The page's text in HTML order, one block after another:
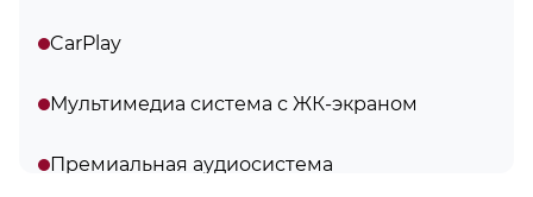
CarPlay
Мультимедиа система с ЖК-экраном
Премиальная аудиосистема